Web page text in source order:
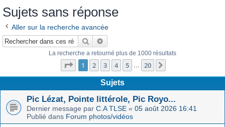
Sujets sans réponse
Aller sur la recherche avancée
Rechercher
La recherche a retourné plus de 1000 résultats
Page 1sur20
1 2 3 4 5 … 20
Sujets
Pic Lézat, Pointe littérole, Pic Royo...
Dernier message par C.A TLSE « 05 août 2026 16:41
Publié dans Forum photos/vidéos